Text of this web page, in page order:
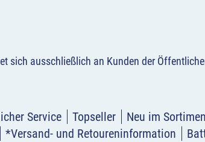
sich ausschließlich an Kunden der
Service Topseller Neu im
*Versand- und Retoureninformation